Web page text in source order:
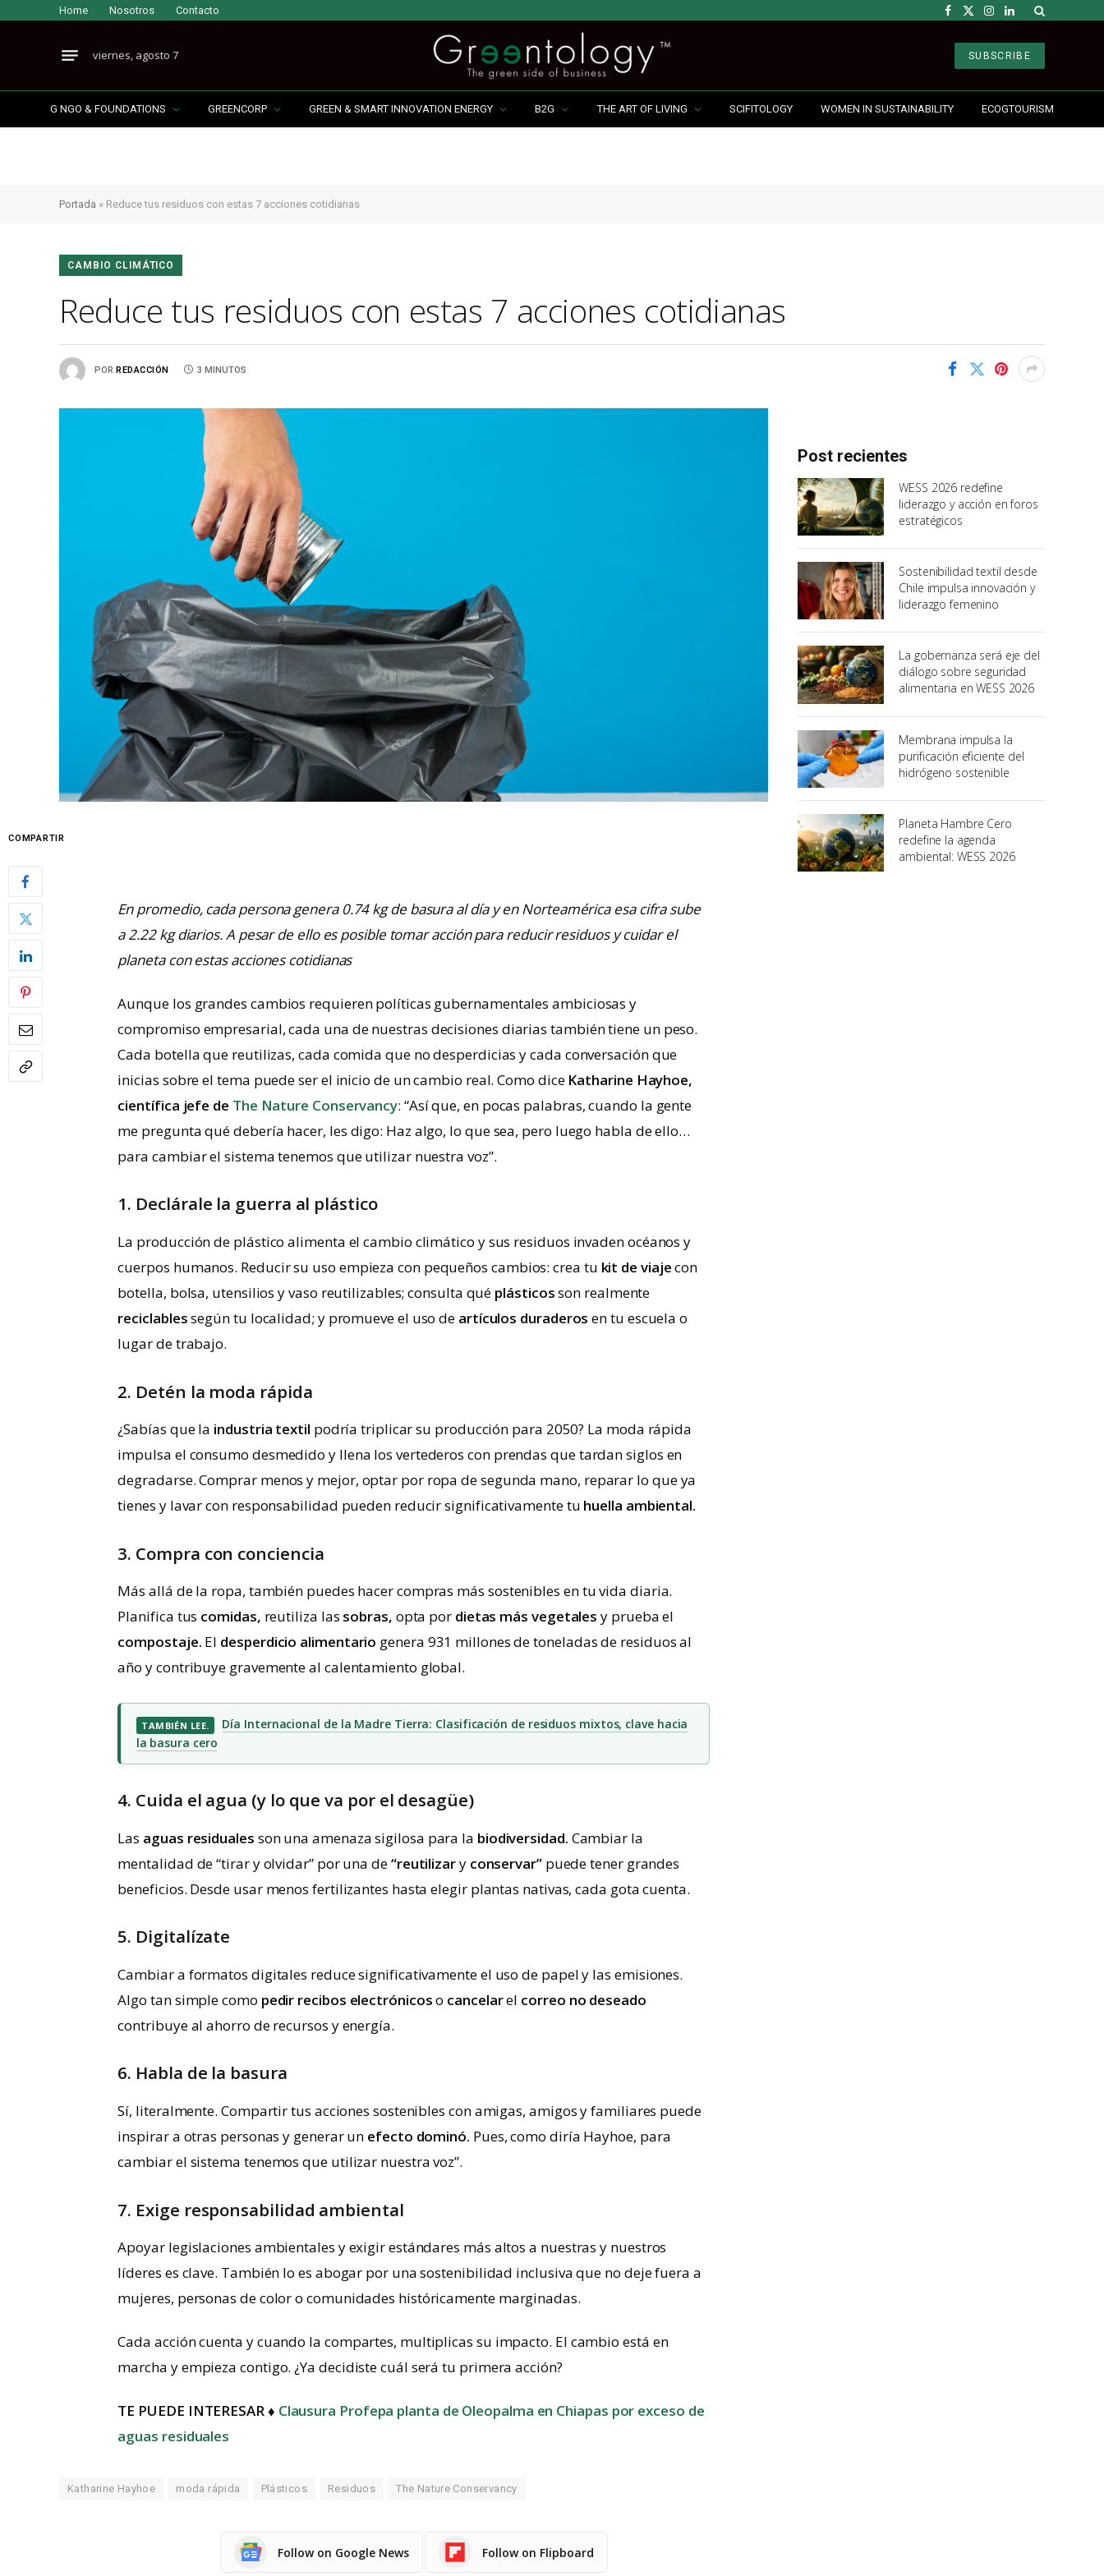
Home Nosotros Contacto Facebook
X
Instagram
LinkedIn
viernes, agosto 7 SUBSCRIBE
G NGO & FOUNDATIONS GREENCORP GREEN & SMART INNOVATION ENERGY B2G THE ART OF LIVING SCIFITOLOGY WOMEN IN SUSTAINABILITY ECOGTOURISM
Portada » Reduce tus residuos con estas 7 acciones cotidianas
CAMBIO CLIMÁTICO
Reduce tus residuos con estas 7 acciones cotidianas
POR REDACCIÓN 3 MINUTOS
COMPARTIR
En promedio, cada persona genera 0.74 kg de basura al día y en Norteamérica esa cifra sube
a 2.22 kg diarios. A pesar de ello es posible tomar acción para reducir residuos y cuidar el
planeta con estas acciones cotidianas
Aunque los grandes cambios requieren políticas gubernamentales ambiciosas y
compromiso empresarial, cada una de nuestras decisiones diarias también tiene un peso.
Cada botella que reutilizas, cada comida que no desperdicias y cada conversación que
inicias sobre el tema puede ser el inicio de un cambio real. Como dice Katharine Hayhoe,
científica jefe de The Nature Conservancy: “Así que, en pocas palabras, cuando la gente
me pregunta qué debería hacer, les digo: Haz algo, lo que sea, pero luego habla de ello…
para cambiar el sistema tenemos que utilizar nuestra voz”.
1. Declárale la guerra al plástico
La producción de plástico alimenta el cambio climático y sus residuos invaden océanos y
cuerpos humanos. Reducir su uso empieza con pequeños cambios: crea tu kit de viajecon
botella, bolsa, utensilios y vaso reutilizables; consulta qué plásticosson realmente
reciclablessegún tu localidad; y promueve el uso de artículos duraderos en tu escuela o
lugar de trabajo.
2. Detén la moda rápida
¿Sabías que la industria textil podría triplicar su producción para 2050? La moda rápida
impulsa el consumo desmedido y llena los vertederos con prendas que tardan siglos en
degradarse. Comprar menos y mejor, optar por ropa de segunda mano, reparar lo que ya
tienes y lavar con responsabilidad pueden reducir significativamente tu huella ambiental.
3. Compra con conciencia
Más allá de la ropa, también puedes hacer compras más sostenibles en tu vida diaria.
Planifica tus comidas, reutiliza las sobras, opta por dietas más vegetales y prueba el
compostaje. El desperdicio alimentario genera 931 millones de toneladas de residuos al
año y contribuye gravemente al calentamiento global.
TAMBIÉN LEE.
Día Internacional de la Madre Tierra: Clasificación de residuos mixtos, clave hacia
la basura cero
4. Cuida el agua (y lo que va por el desagüe)
Las aguas residuales son una amenaza sigilosa para la biodiversidad. Cambiar la
mentalidad de “tirar y olvidar” por una de“reutilizary conservar”puede tener grandes
beneficios. Desde usar menos fertilizantes hasta elegir plantas nativas, cada gota cuenta.
5. Digitalízate
Cambiar a formatos digitales reduce significativamente el uso de papel y las emisiones.
Algo tan simple como pedir recibos electrónicoso cancelarel correo no deseado
contribuye al ahorro de recursos y energía.
6. Habla de la basura
Sí, literalmente. Compartir tus acciones sostenibles con amigas, amigos y familiares puede
inspirar a otras personas y generar un efecto dominó. Pues, como diría Hayhoe, para
cambiar el sistema tenemos que utilizar nuestra voz”.
7. Exige responsabilidad ambiental
Apoyar legislaciones ambientales y exigir estándares más altos a nuestras y nuestros
líderes es clave. También lo es abogar por una sostenibilidad inclusiva que no deje fuera a
mujeres, personas de color o comunidades históricamente marginadas.
Cada acción cuenta y cuando la compartes, multiplicas su impacto. El cambio está en
marcha y empieza contigo. ¿Ya decidiste cuál será tu primera acción?
TE PUEDE INTERESAR ♦ Clausura Profepa planta de Oleopalma en Chiapas por exceso de
aguas residuales
Katharine Hayhoe moda rápida Plásticos Residuos The Nature Conservancy
Follow on Google News Follow on Flipboard
Post recientes
WESS 2026 redefine
liderazgo y acción en foros
estratégicos
Sostenibilidad textil desde
Chile impulsa innovación y
liderazgo femenino
La gobernanza será eje del
diálogo sobre seguridad
alimentaria en WESS 2026
Membrana impulsa la
purificación eficiente del
hidrógeno sostenible
Planeta Hambre Cero
redefine la agenda
ambiental: WESS 2026